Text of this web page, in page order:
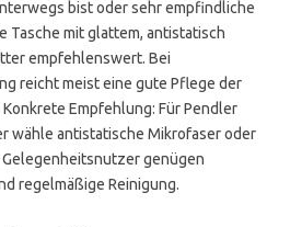
bist oder sehr empfindliche
Tasche mit glattem, antistatisch
empfehlenswert. Bei
reicht meist eine gute Pflege der
Empfehlung: Für Pendler
wähle antistatische Mikrofaser oder
genügen
regelmäßige Reinigung.